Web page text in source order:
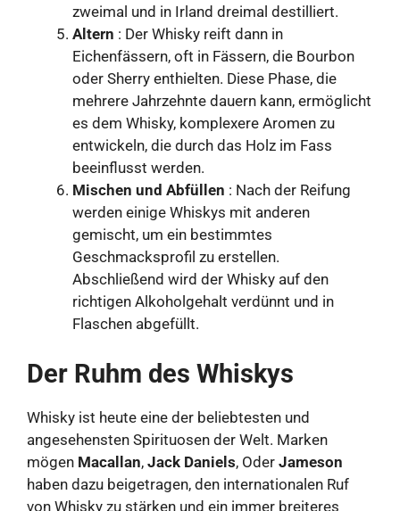
zweimal und in Irland dreimal destilliert.
Altern : Der Whisky reift dann in
Eichenfässern, oft in Fässern, die Bourbon
oder Sherry enthielten. Diese Phase, die
mehrere Jahrzehnte dauern kann, ermöglicht
es dem Whisky, komplexere Aromen zu
entwickeln, die durch das Holz im Fass
beeinflusst werden.
Mischen und Abfüllen : Nach der Reifung
werden einige Whiskys mit anderen
gemischt, um ein bestimmtes
Geschmacksprofil zu erstellen.
Abschließend wird der Whisky auf den
richtigen Alkoholgehalt verdünnt und in
Flaschen abgefüllt.
Der Ruhm des Whiskys
Whisky ist heute eine der beliebtesten und
angesehensten Spirituosen der Welt. Marken
mögen Macallan, Jack Daniels, Oder Jameson
haben dazu beigetragen, den internationalen Ruf
von Whisky zu stärken und ein immer breiteres